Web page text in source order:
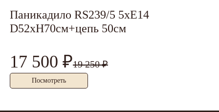
Паникадило RS239/5 5xЕ14
D52xH70см+цепь 50см
17 500 ₽19 250 ₽
Посмотреть